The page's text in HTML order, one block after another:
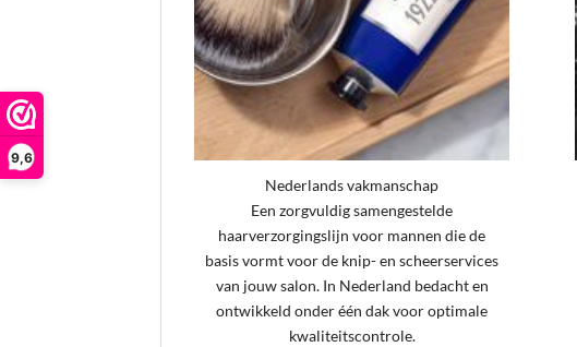
9,6
Nederlands vakmanschap
Een zorgvuldig samengestelde
haarverzorgingslijn voor mannen die de
basis vormt voor de knip- en scheerservices
van jouw salon. In Nederland bedacht en
ontwikkeld onder één dak voor optimale
kwaliteitscontrole.